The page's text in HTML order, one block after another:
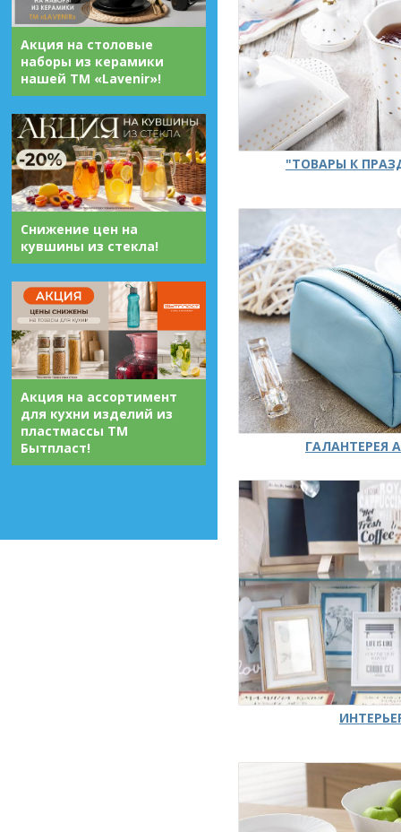
Акция на столовые
наборы из керамики
нашей ТМ «Lavenir»!
Снижение цен на
кувшины из стекла!
Акция на ассортимент
для кухни изделий из
пластмассы ТМ
Бытпласт!
"ТОВАРЫ К
ГАЛАНТЕРЕЯ